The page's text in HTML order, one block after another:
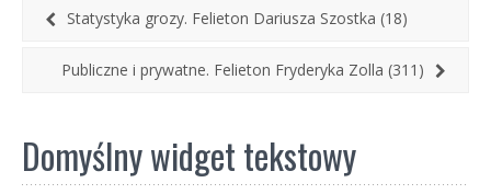
Statystyka grozy. Felieton Dariusza Szostka (18)
Publiczne i prywatne. Felieton Fryderyka Zolla (311)
Domyślny widget tekstowy